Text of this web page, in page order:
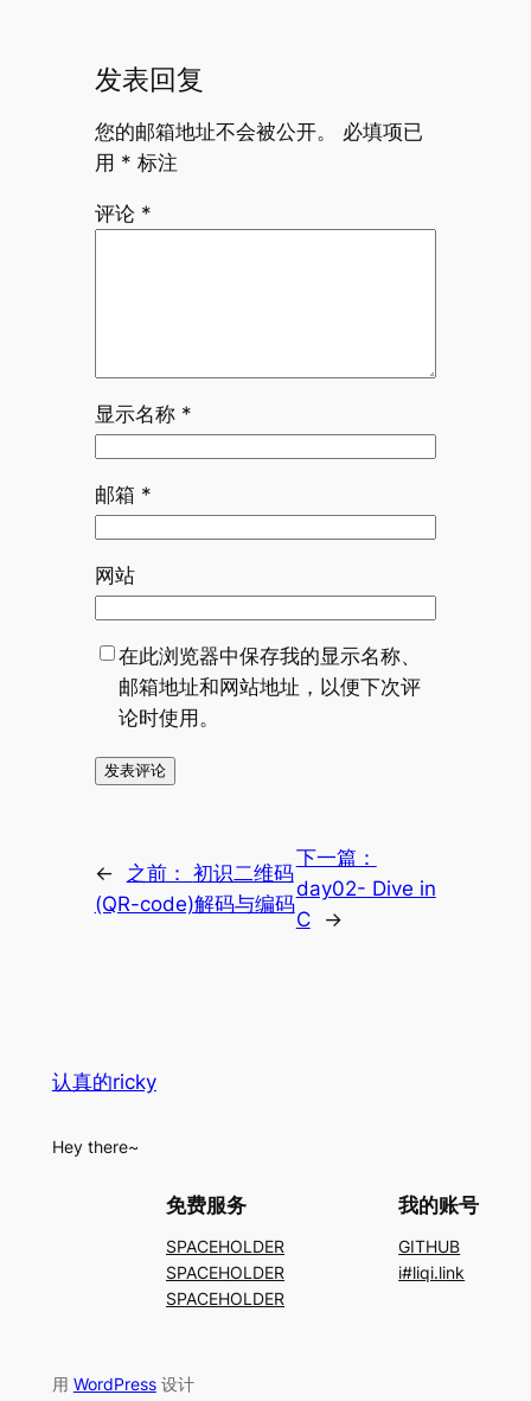
发表回复
您的邮箱地址不会被公开。
必填项已
用 * 标注
评论 *
显示名称 *
邮箱 *
网站
在此浏览器中保存我的显示名称、
邮箱地址和网站地址，以便下次评
论时使用。
← 之前： 初识二维码
(QR-code)解码与编码
下一篇：
day02- Dive in
C
→
认真的ricky
Hey there~
免费服务
SPACEHOLDER
SPACEHOLDER
SPACEHOLDER
我的账号
GITHUB
i#liqi.link
用 WordPress设计